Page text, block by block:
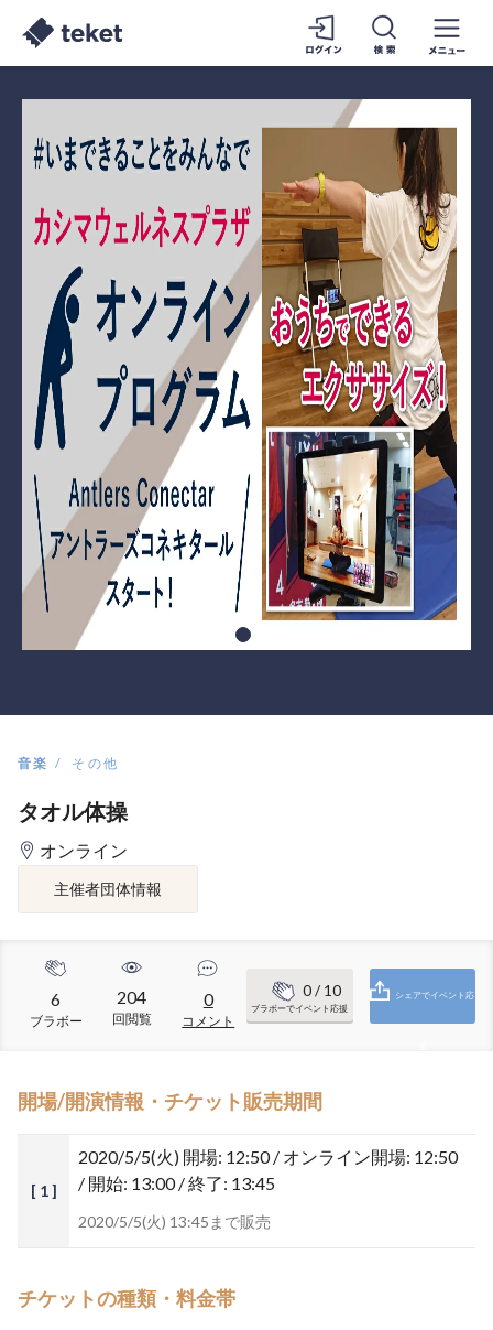
音楽 その他
タオル体操
オンライン
主催者団体情報
6
ブラボー
204
回閲覧
0
コメント
0/ 10
ブラボーでイベント応援
シェアでイベント応
開場/開演情報・チケット販売期間
[ 1 ]
2020/5/5(火) 開場: 12:50 / オンライン開場: 12:50
/ 開始: 13:00 / 終了: 13:45
2020/5/5(火) 13:45まで販売
チケットの種類・料金帯